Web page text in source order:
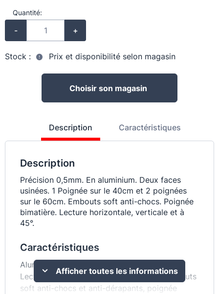
Quantité:
- +
Stock : Prix et disponibilité selon magasin
Choisir son magasin
Description Caractéristiques
Description
Précision 0,5mm. En aluminium. Deux faces
usinées. 1 Poignée sur le 40cm et 2 poignées
sur le 60cm. Embouts soft anti-chocs. Poignée
bimatière. Lecture horizontale, verticale et à
45°.
Caractéristiques
Aluminium. Deux faces usinées. Pratique :
Lecture horizontale, verticale et à 45°, embouts
soft anti-chocs et anti-dérapants, poignée
Afficher toutes les informations